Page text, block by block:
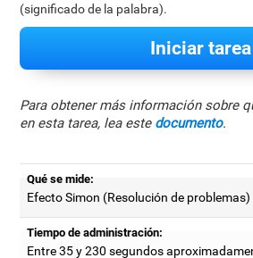
(significado de la palabra).
Iniciar tarea
Para obtener más información sobre
en esta tarea, lea este documento.
Qué se mide:
Efecto Simon (Resolución de problemas)
Tiempo de administración:
Entre 35 y 230 segundos